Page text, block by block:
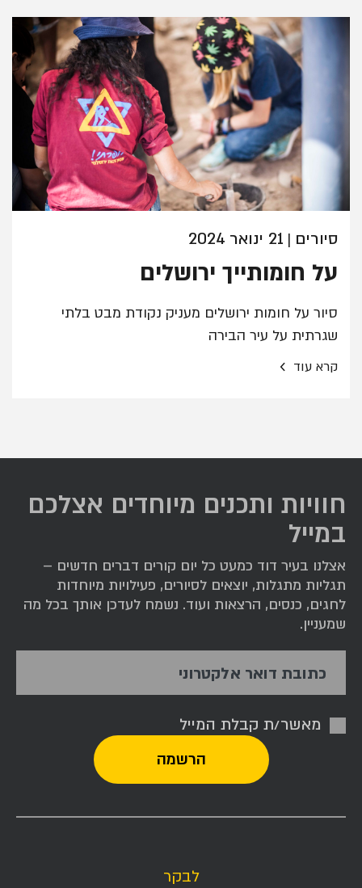
סיורים | 21 ינואר 2024
על חומותייך ירושלים
סיור על חומות ירושלים מעניק נקודת מבט בלתי
שגרתית על עיר הבירה
קרא עוד ›
חוויות ותכנים מיוחדים אצלכם
במייל
אצלנו בעיר דוד כמעט כל יום קורים דברים חדשים –
תגליות מתגלות, יוצאים לסיורים, פעילויות מיוחדות
לחגים, כנסים, הרצאות ועוד. נשמח לעדכן אותך בכל מה
שמעניין.
כתובת דואר אלקטרוני
מאשר/ת קבלת המייל
לבקר